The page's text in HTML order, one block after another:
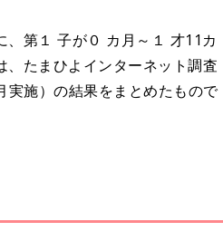
第１ 子が０ カ月～１ 才11カ
たまひよインターネット調査
施）の結果をまとめたもので